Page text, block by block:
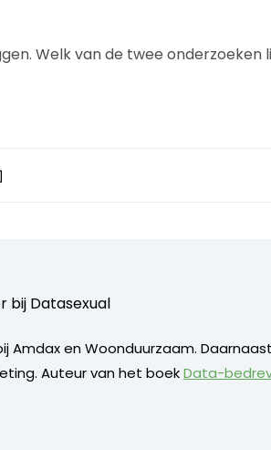
Welk van de twee onderzoeken
bij Datasexual
Amdax en Woonduurzaam.
Auteur van het boekData-